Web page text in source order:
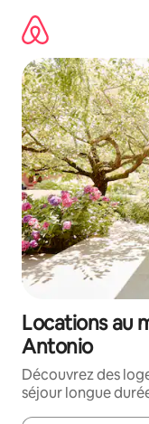
directement
contenu
Locations au
Antonio
Découvrez des
séjour longue